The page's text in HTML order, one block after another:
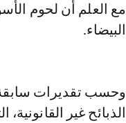
مع العلم أن لحوم
البيضاء.
وحسب تقديرات سابقة